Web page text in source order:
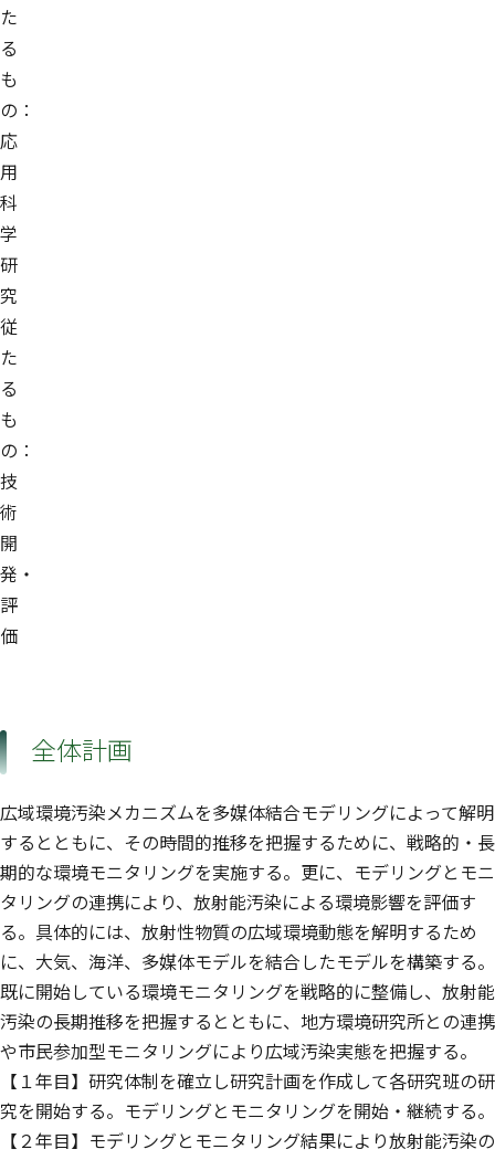
た
る
も
の：
応
用
科
学
研
究
従
た
る
も
の：
技
術
開
発・
評
価
全体計画
広域環境汚染メカニズムを多媒体結合モデリングによって解明
するとともに、その時間的推移を把握するために、戦略的・長
期的な環境モニタリングを実施する。更に、モデリングとモニ
タリングの連携により、放射能汚染による環境影響を評価す
る。具体的には、放射性物質の広域環境動態を解明するため
に、大気、海洋、多媒体モデルを結合したモデルを構築する。
既に開始している環境モニタリングを戦略的に整備し、放射能
汚染の長期推移を把握するとともに、地方環境研究所との連携
や市民参加型モニタリングにより広域汚染実態を把握する。
【１年目】研究体制を確立し研究計画を作成して各研究班の研
究を開始する。モデリングとモニタリングを開始・継続する。
【２年目】モデリングとモニタリング結果により放射能汚染の